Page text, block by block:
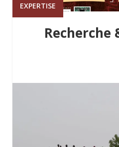
EXPERTISE
Recherche